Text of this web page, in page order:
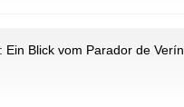
: Ein Blick vom Parador de Verín.